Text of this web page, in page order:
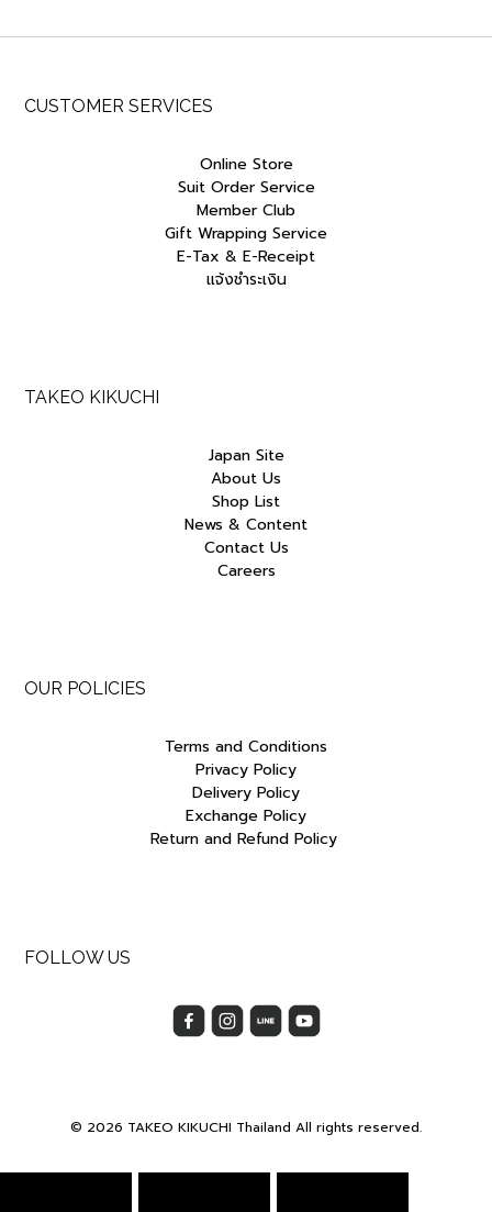
CUSTOMER SERVICES
Online Store
Suit Order Service
Member Club
Gift Wrapping Service
E-Tax & E-Receipt
แจ้งชำระเงิน
TAKEO KIKUCHI
Japan Site
About Us
Shop List
News & Content
Contact Us
Careers
OUR POLICIES
Terms and Conditions
Privacy Policy
Delivery Policy
Exchange Policy
Return and Refund Policy
FOLLOW US
© 2026 TAKEO KIKUCHI Thailand All rights reserved.